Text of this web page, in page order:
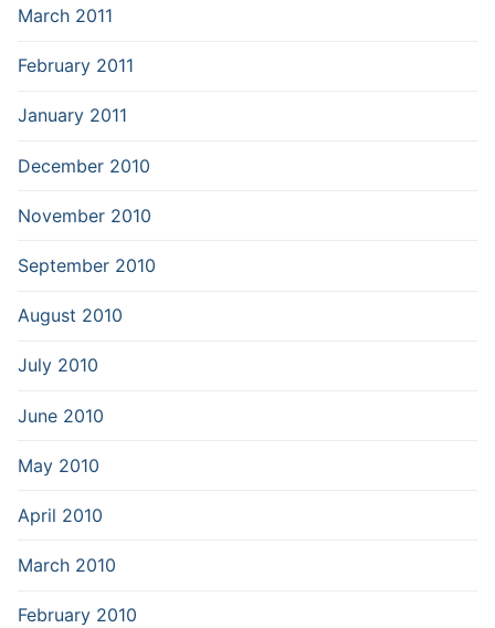
March 2011
February 2011
January 2011
December 2010
November 2010
September 2010
August 2010
July 2010
June 2010
May 2010
April 2010
March 2010
February 2010